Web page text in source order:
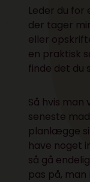
Leder du for
der tager
eller
en praktisk
finde det du
Så hvis
seneste
planlægge
have noget
så gå
pas på,